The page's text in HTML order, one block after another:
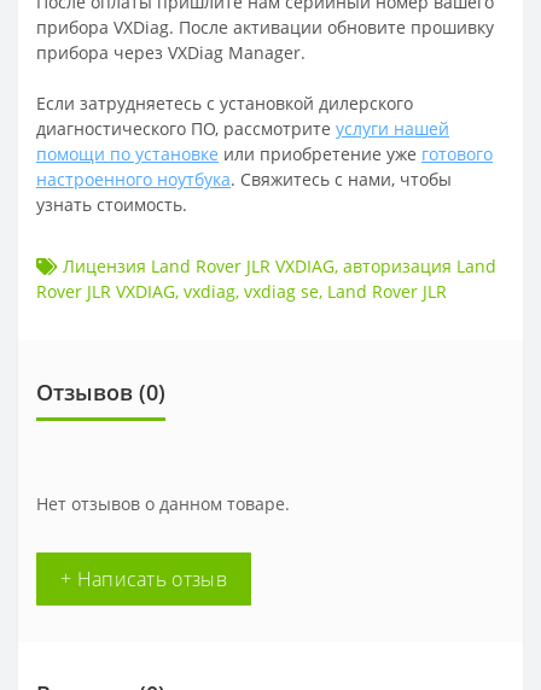
прибора VXDiag. После активации обновите прошивку
прибора через VXDiag Manager.
Если затрудняетесь с установкой дилерского
диагностического ПО, рассмотрите услуги нашей
помощи по установке или приобретение уже готового
настроенного ноутбука. Свяжитесь с нами, чтобы
узнать стоимость.
Лицензия Land Rover JLR VXDIAG, авторизация Land
Rover JLR VXDIAG, vxdiag, vxdiag se, Land Rover JLR
Отзывов (0)
Нет отзывов о данном товаре.
+ Написать отзыв